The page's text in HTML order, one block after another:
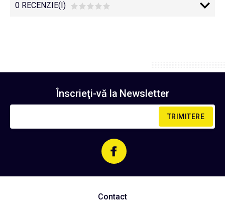
0 RECENZIE(I)
Înscrieţi-vă la Newsletter
TRIMITERE
Contact